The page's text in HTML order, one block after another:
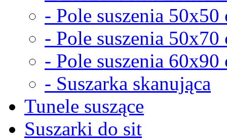
- Pole suszenia 50x50
- Pole suszenia 50x70
- Pole suszenia 60x90
- Suszarka skanująca
Tunele suszące
Suszarki do sit